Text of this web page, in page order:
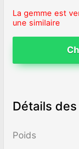
La gemme est
une similaire
Détails
Poids